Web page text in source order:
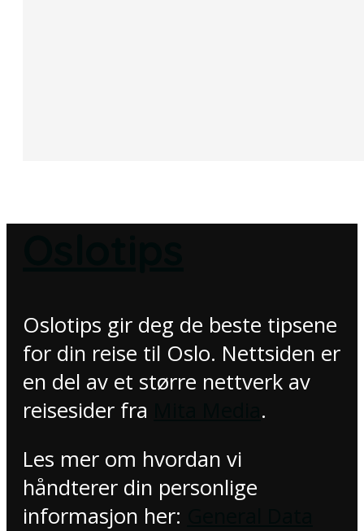
Oslotips gir deg de beste tipsene
for din reise til Oslo. Nettsiden er
en del av et større nettverk av
reisesider fra
.
Les mer om hvordan vi
håndterer din personlige
informasjon her: